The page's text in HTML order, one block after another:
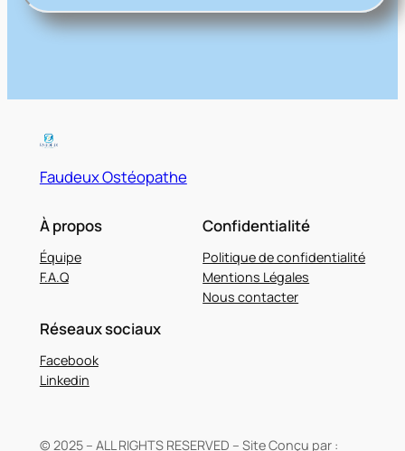
Faudeux Ostéopathe
À propos
Équipe
F.A.Q
Confidentialité
Politique de confidentialité
Mentions Légales
Nous contacter
Réseaux sociaux
Facebook
Linkedin
© 2025 – ALL RIGHTS RESERVED – Site Conçu par :